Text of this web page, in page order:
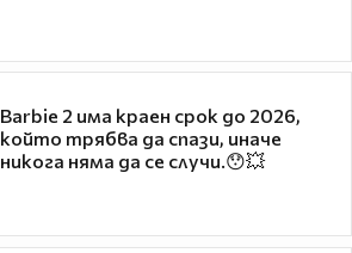
Barbie 2 има краен срок до 2026,
който трябва да спази, иначе
никога няма да се случи.😯💥